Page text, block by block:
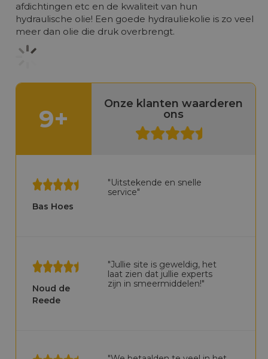
afdichtingen etc en de kwaliteit van hun
hydraulische olie! Een goede hydrauliekolie is zo veel
meer dan olie die druk overbrengt.
9+
Onze klanten waarderen
ons
Bas Hoes
"Uitstekende en snelle
service"
Noud de
Reede
"Jullie site is geweldig, het
laat zien dat jullie experts
zijn in smeermiddelen!"